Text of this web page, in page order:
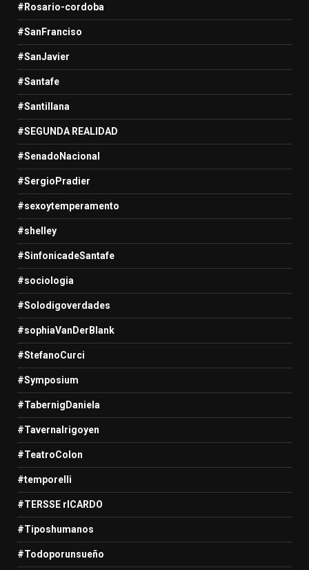
#Rosario-cordoba
#SanFranciso
#SanJavier
#Santafe
#Santillana
#SEGUNDA REALIDAD
#SenadoNacional
#SergioPradier
#sexoytemperamento
#shelley
#SinfonicadeSantafe
#sociologia
#Solodigoverdades
#sophiaVanDerBlank
#StefanoCurci
#Symposium
#TabernigDaniela
#TavernaIrigoyen
#TeatroColon
#temporelli
#TERSSE rICARDO
#Tiposhumanos
#Todoporunsueño